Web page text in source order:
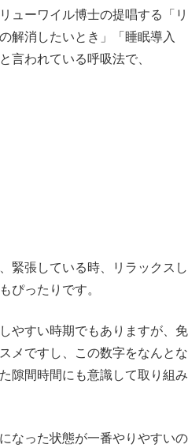
ューワイル博士の提唱する「リ
解消したいとき」「睡眠導入
言われている呼吸法で、
緊張している時、リラックスし
ぴったりです。
やすい時期でもありますが、免
メですし、この数字をなんとな
隙間時間にも意識して取り組み
なった状態が一番やりやすいの